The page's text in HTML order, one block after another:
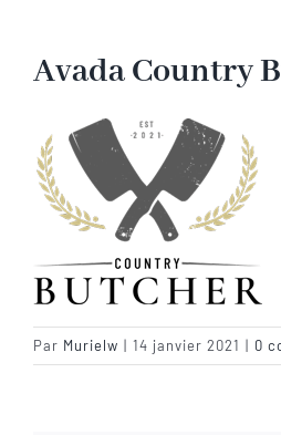
Les tarifs
Les activités en Baie de Somme
Les photos du camping
Avada Country
Par Murielw | 14 janvier 2021 | 0